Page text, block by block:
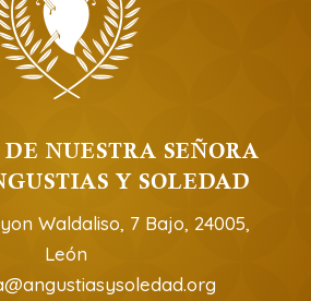
NUESTRA SEÑORA
Y SOLEDAD
Waldaliso, 7 Bajo, 24005,
León